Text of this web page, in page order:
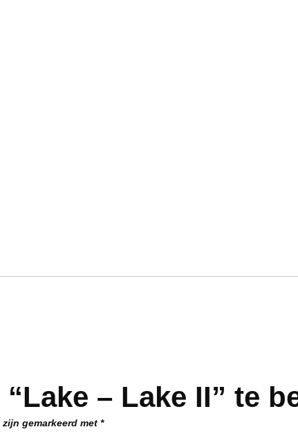
– Lake II” te
gemarkeerd met *